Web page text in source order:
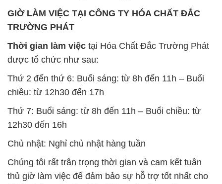
GIỜ LÀM VIỆC TẠI CÔNG TY HÓA CHẤT ĐẮC
TRƯỜNG PHÁT
Thời gian làm việc tại Hóa Chất Đắc Trường Phát
được tổ chức như sau:
Thứ 2 đến thứ 6: Buổi sáng: từ 8h đến 11h – Buổi
chiều: từ 12h30 đến 17h
Thứ 7: Buổi sáng: từ 8h đến 11h – Buổi chiều: từ
12h30 đến 16h
Chủ nhật: Nghỉ chủ nhật hàng tuần
Chúng tôi rất trân trọng thời gian và cam kết tuân
thủ giờ làm việc để đảm bảo sự hỗ trợ tốt nhất cho